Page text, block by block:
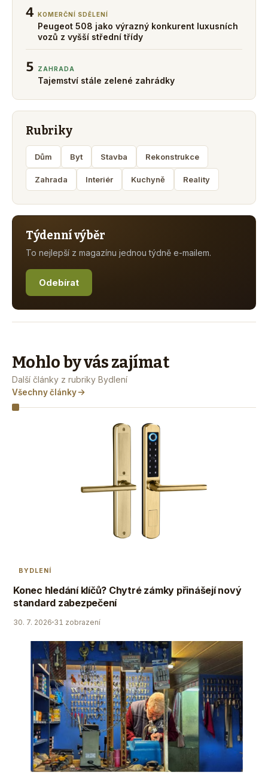
4 KOMERČNÍ SDĚLENÍ
Peugeot 508 jako výrazný konkurent luxusních
vozů z vyšší střední třídy
5 ZAHRADA
Tajemství stále zelené zahrádky
Rubriky
Dům Byt Stavba Rekonstrukce
Zahrada Interiér Kuchyně Reality
Týdenní výběr
To nejlepší z magazínu jednou týdně e-mailem.
Odebírat
Mohlo by vás zajímat
Další články z rubriky Bydlení
Všechny články
BYDLENÍ
Konec hledání klíčů? Chytré zámky přinášejí nový
standard zabezpečení
30. 7. 2026 31 zobrazení